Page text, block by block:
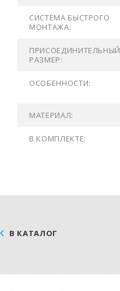
СИСТЕМА БЫСТРОГО
МОНТАЖА:
ПРИСОЕДИНИТЕЛЬНЫЙ
РАЗМЕР:
ОСОБЕННОСТИ:
МАТЕРИАЛ:
В КОМПЛЕКТЕ:
В КАТАЛОГ